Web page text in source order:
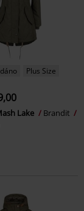
Plus Size
Lake
Brandit